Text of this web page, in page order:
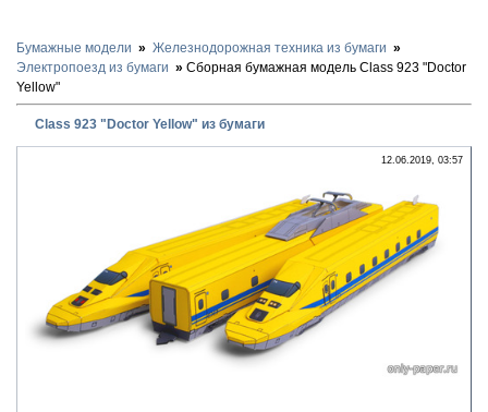
Бумажные модели
Железнодорожная техника из бумаги
Электропоезд из бумаги
Сборная бумажная модель Class 923 "Doctor
Yellow"
Class 923 "Doctor Yellow" из бумаги
12.06.2019, 03:57